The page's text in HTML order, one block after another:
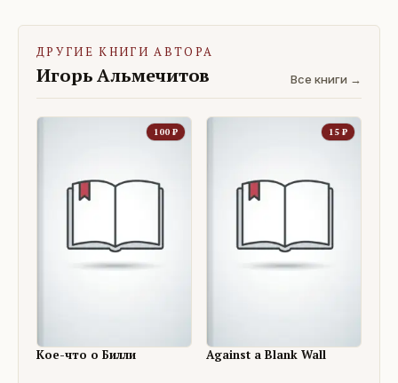
ДРУГИЕ КНИГИ АВТОРА
Игорь Альмечитов Все книги →
100 ₽
Кое-что о Билли
15 ₽
Against a Blank Wall